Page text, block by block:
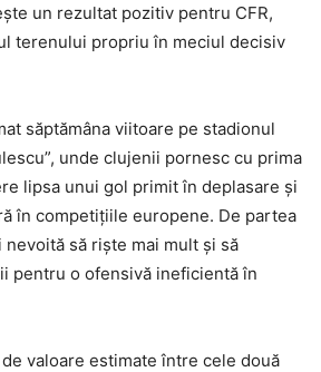
un rezultat pozitiv pentru CFR,
terenului propriu în meciul decisiv
săptămâna viitoare pe stadionul
unde clujenii pornesc cu prima
lipsa unui gol primit în deplasare și
în competițiile europene. De partea
nevoită să riște mai mult și să
pentru o ofensivă ineficientă în
valoare estimate între cele două